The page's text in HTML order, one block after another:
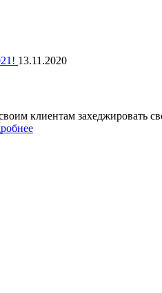
13.11.2020
клиентам